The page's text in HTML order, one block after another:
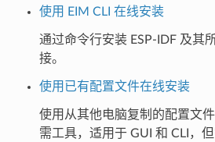
使用 EIM CLI 在线安装
通过命令行安装 ESP-IDF 及其
接。
使用已有配置文件在线安装
使用从其他电脑复制的配置文
需工具，适用于 GUI 和 CLI，